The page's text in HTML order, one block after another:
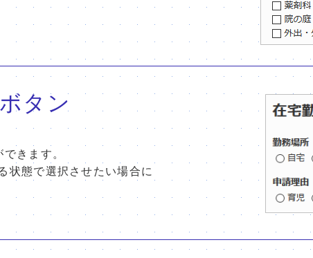
タン
きます。
状態で選択させたい場合に